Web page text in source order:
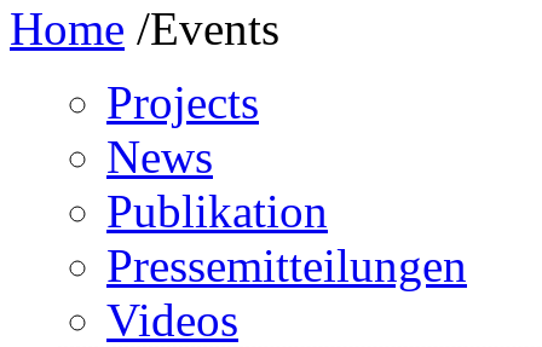
Home /Events
Projects
News
Publikation
Pressemitteilungen
Videos